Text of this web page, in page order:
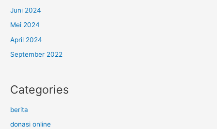
Juni 2024
Mei 2024
April 2024
September 2022
Categories
berita
donasi online